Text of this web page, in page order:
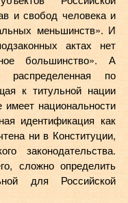
и свобод человека и
меньшинств». И
актах нет
большинство». А
распределенная по
к титульной нации
национальности
идентификация как
ни в Конституции,
законодательства.
сложно определить
для Российской